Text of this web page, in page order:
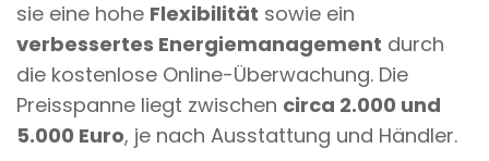
sie eine hohe Flexibilität sowie ein
verbessertes Energiemanagement durch
die kostenlose Online-Überwachung. Die
Preisspanne liegt zwischen circa 2.000 und
5.000 Euro, je nach Ausstattung und Händler.